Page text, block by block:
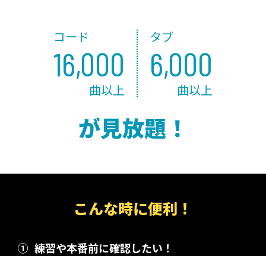
コード
16,000
曲以上
タブ
6,000
曲以上
が見放題！
こんな時に便利！
① 練習や本番前に確認したい！